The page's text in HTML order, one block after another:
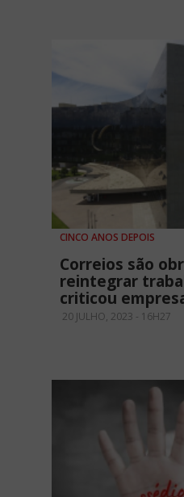
CINCO ANOS DEPOIS
Correios são
reintegrar
criticou
20 JULHO, 2023 - 16H27